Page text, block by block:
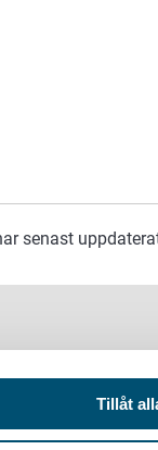
Tillåt
senast